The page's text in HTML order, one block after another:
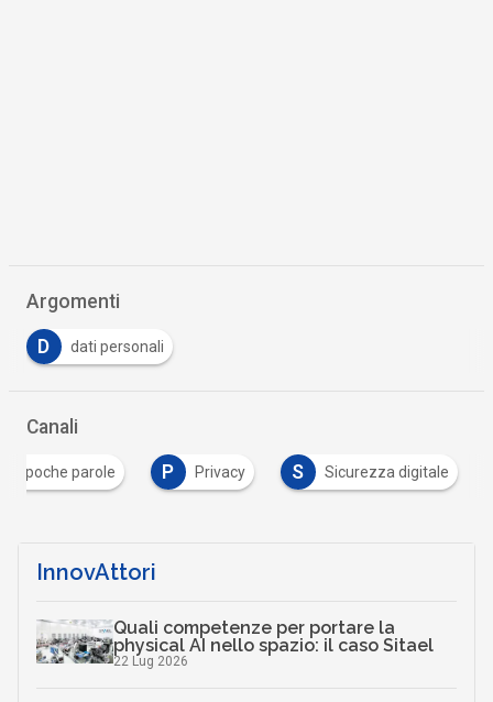
Argomenti
D dati personali
Canali
In poche parole P Privacy S Sicurezza digitale
InnovAttori
Quali competenze per portare la
physical AI nello spazio: il caso Sitael
22 Lug 2026